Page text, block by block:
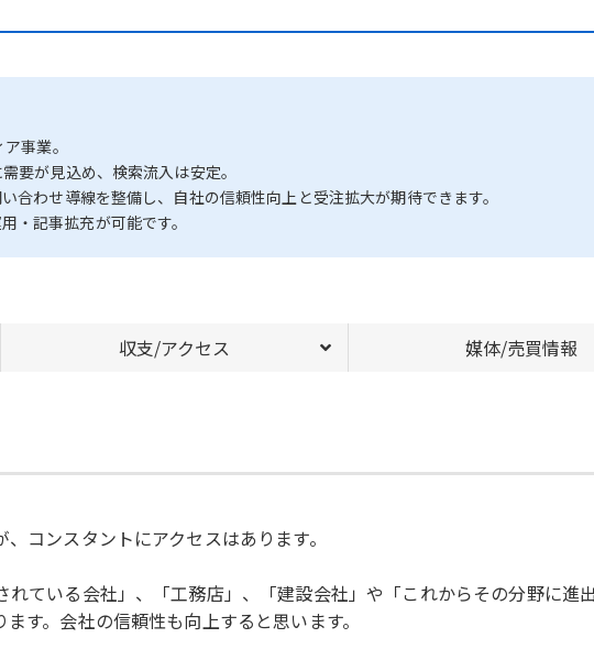
事業。
要が見込め、検索流入は安定。
合わせ導線を整備し、自社の信頼性向上と受注拡大が期待できます。
記事拡充が可能です。
収支/アクセス 媒体/売買情報
コンスタントにアクセスはあります。
ている会社」、「工務店」、「建設会社」や「これからその分野に進
す。会社の信頼性も向上すると思います。